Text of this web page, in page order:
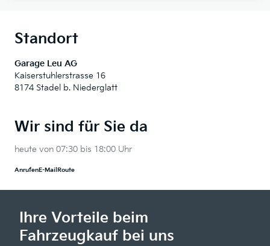
Standort
Garage Leu AG
Kaiserstuhlerstrasse 16
8174 Stadel b. Niederglatt
Wir sind für Sie da
heute von 07:30 bis 18:00 Uhr
AnrufenE-Mail Route
Ihre Vorteile beim
Fahrzeugkauf bei uns